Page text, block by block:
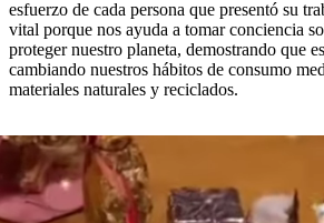
esfuerzo de cada persona que presentó su
vital porque nos ayuda a tomar conciencia
proteger nuestro planeta, demostrando que
cambiando nuestros hábitos de consumo
materiales naturales y reciclados.